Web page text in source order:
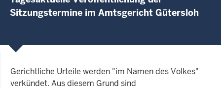
Sitzungstermine im Amtsgericht Gütersloh
Gerichtliche Urteile werden "im Namen des Volkes"
verkündet. Aus diesem Grund sind